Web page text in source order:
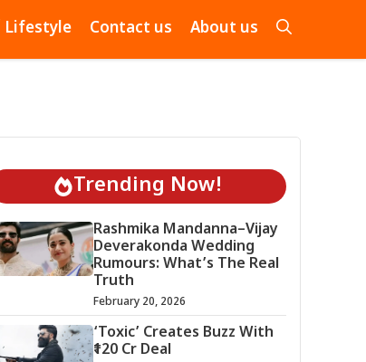
Lifestyle Contact us About us
Trending Now!
Rashmika Mandanna–Vijay
Deverakonda Wedding
Rumours: What’s The Real
Truth
February 20, 2026
‘Toxic’ Creates Buzz With
₹120 Cr Deal